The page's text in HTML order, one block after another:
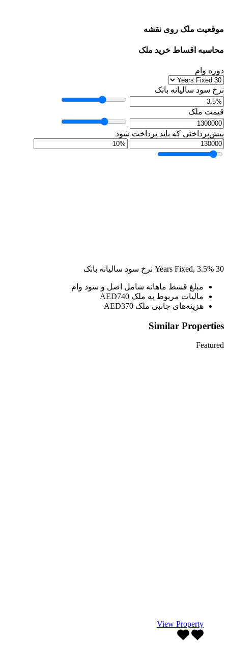
موقعیت ملک روی نقشه
محاسبه اقساط خرید ملک
دوره وام
نرخ سود سالیانه بانک
قیمت ملک
پیش‌پرداختی که باید پرداخت شود
30
3.5% نرخ سود سالیانه بانک
مبلغ قسط ماهانه شامل اصل و سود وام
مالیات مربوط به ملک AED740
هزینه‌های جانبی ملک AED370
Similar Properties
Featured
View Property